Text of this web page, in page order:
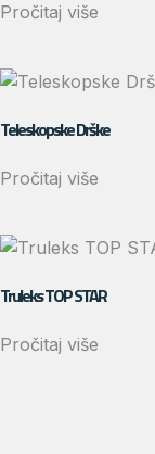
Pročitaj više
Teleskopske Drške
Pročitaj više
Truleks TOP STAR
Pročitaj više